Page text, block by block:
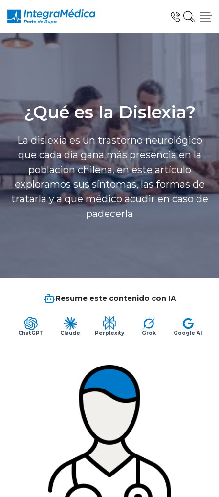
Especialidades y Servicios
Telemedicina Blua
Clínicas Dentales
Mi Portal Bupa
¿Qué es la Dislexia?
La dislexia es un trastorno neurológico
que cada día gana más presencia en la
población chilena, en este artículo
exploramos sus síntomas, las formas de
tratarla y a que médico acudir en caso de
padecerla
Resume este contenido con IA
ChatGPT Claude Perplexity Grok Google AI